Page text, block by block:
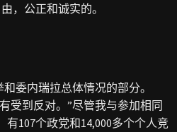
，公正和诚实的。
委内瑞拉总体情况的部分。
受到反对。”尽管我与参加相同
107个政党和14,000多个个人竞